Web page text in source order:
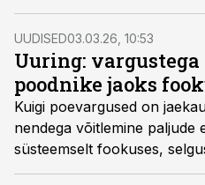
kaupmeestele suurt kahju
turvameetmeid täiustama.
UUDISED03.03.26, 10:53
Uuring:
poodnike jaoks
Kuigi poevargused on
nendega võitlemine paljude
süsteemselt fookuses,
kaubandusuuringu